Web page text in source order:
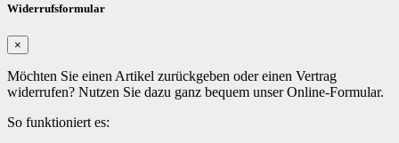
Widerrufsformular
×
Möchten Sie einen Artikel zurückgeben oder einen Vertrag
widerrufen? Nutzen Sie dazu ganz bequem unser Online-Formular.
So funktioniert es: